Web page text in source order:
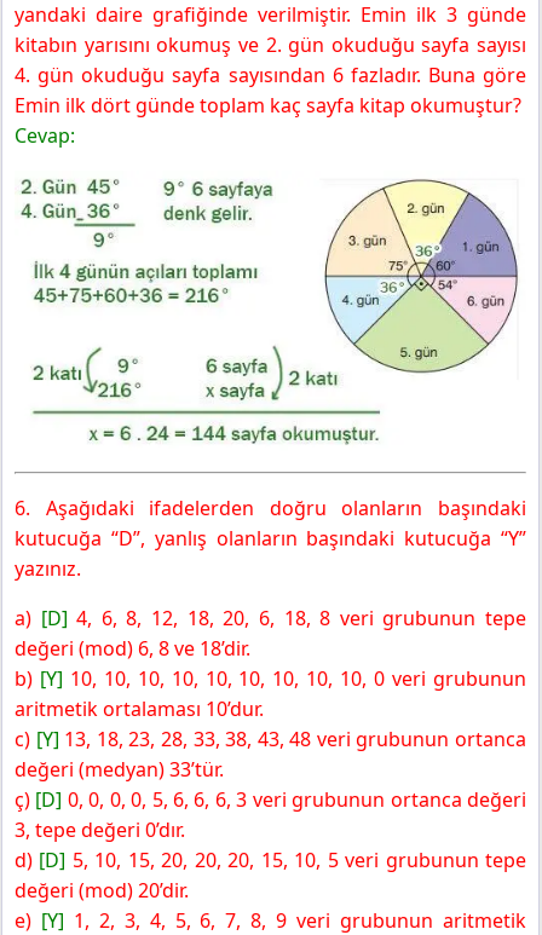
yandaki daire grafiğinde verilmiştir. Emin ilk 3 günde
kitabın yarısını okumuş ve 2. gün okuduğu sayfa sayısı
4. gün okuduğu sayfa sayısından 6 fazladır. Buna göre
Emin ilk dört günde toplam kaç sayfa kitap okumuştur?
Cevap:
6. Aşağıdaki ifadelerden doğru olanların başındaki
kutucuğa “D”, yanlış olanların başındaki kutucuğa “Y”
yazınız.
a) [D] 4, 6, 8, 12, 18, 20, 6, 18, 8 veri grubunun tepe
değeri (mod) 6, 8 ve 18’dir.
b) [Y] 10, 10, 10, 10, 10, 10, 10, 10, 10, 0 veri grubunun
aritmetik ortalaması 10’dur.
c) [Y] 13, 18, 23, 28, 33, 38, 43, 48 veri grubunun ortanca
değeri (medyan) 33’tür.
ç) [D] 0, 0, 0, 0, 5, 6, 6, 6, 3 veri grubunun ortanca değeri
3, tepe değeri 0’dır.
d) [D] 5, 10, 15, 20, 20, 20, 15, 10, 5 veri grubunun tepe
değeri (mod) 20’dir.
e) [Y] 1, 2, 3, 4, 5, 6, 7, 8, 9 veri grubunun aritmetik